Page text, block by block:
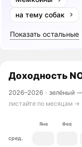
на тему собак
Показать остальные
Доходность
2026–2026 ·зелёный
листайте по месяцам →
Янв Фев
сред.